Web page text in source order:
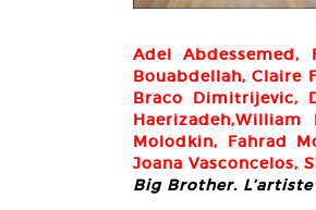
Adel
Bouabdellah, Claire
Braco Dimitrijevic,
Molodkin, Fahrad
Joana Vasconcelos,
Big Brother.